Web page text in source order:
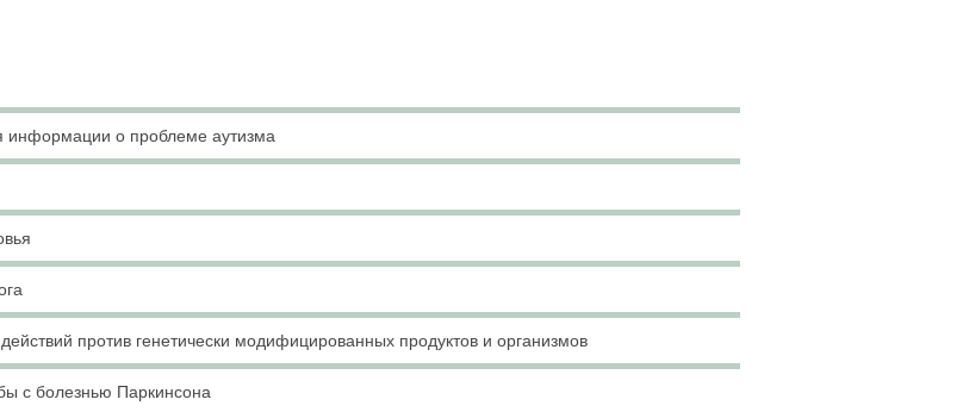
информации о проблеме аутизма
против генетически модифицированных продуктов и организмов
с болезнью Паркинсона